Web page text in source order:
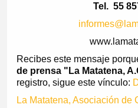
Tel. 55
Recibes este mensaje
de prensa "La Matatena,
registro, sigue este vínculo:
La Matatena, Asociación de